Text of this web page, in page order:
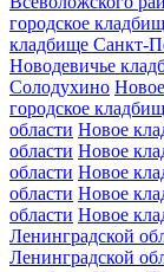
городское
кладбище Санкт-
Новодевичье
Солодухино
городское
области Новое
области Новое
области Новое
области Новое
области Новое
Ленинградской
Ленинградской